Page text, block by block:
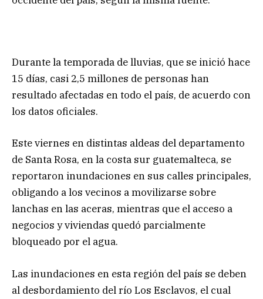
Durante la temporada de lluvias, que se inició hace
15 días, casi 2,5 millones de personas han
resultado afectadas en todo el país, de acuerdo con
los datos oficiales.
Este viernes en distintas aldeas del departamento
de Santa Rosa, en la costa sur guatemalteca, se
reportaron inundaciones en sus calles principales,
obligando a los vecinos a movilizarse sobre
lanchas en las aceras, mientras que el acceso a
negocios y viviendas quedó parcialmente
bloqueado por el agua.
Las inundaciones en esta región del país se deben
al desbordamiento del río Los Esclavos, el cual